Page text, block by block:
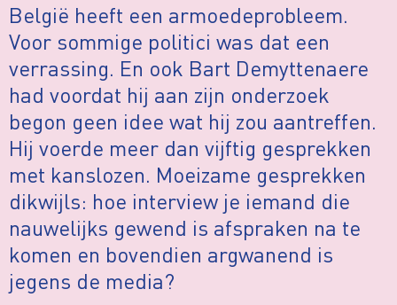
België heeft een armoedeprobleem.
Voor sommige politici was dat een
verrassing. En ook Bart Demyttenaere
had voordat hij aan zijn onderzoek
begon geen idee wat hij zou aantreffen.
Hij voerde meer dan vijftig gesprekken
met kanslozen. Moeizame gesprekken
dikwijls: hoe interview je iemand die
nauwelijks gewend is afspraken na te
komen en bovendien argwanend is
jegens de media?